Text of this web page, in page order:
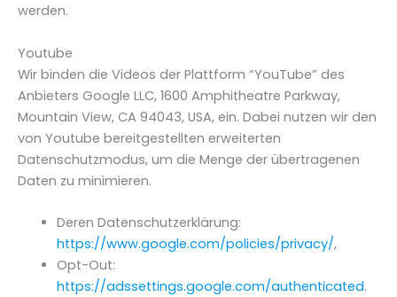
werden.
Youtube
Wir binden die Videos der Plattform “YouTube” des
Anbieters Google LLC, 1600 Amphitheatre Parkway,
Mountain View, CA 94043, USA, ein. Dabei nutzen wir den
von Youtube bereitgestellten erweiterten
Datenschutzmodus, um die Menge der übertragenen
Daten zu minimieren.
Deren Datenschutzerklärung:
https://www.google.com/policies/privacy/,
Opt-Out:
https://adssettings.google.com/authenticated.